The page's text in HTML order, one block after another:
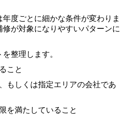
度ごとに細かな条件が変わりま
が対象になりやすいパターンに
整理します。
こと
もしくは指定エリアの会社であ
を満たしていること